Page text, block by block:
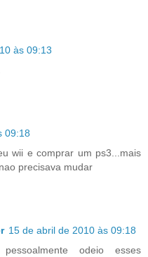
às 09:13
09:18
wii e comprar um ps3...mais
precisava mudar
15 de abril de 2010 às 09:18
odeio esses